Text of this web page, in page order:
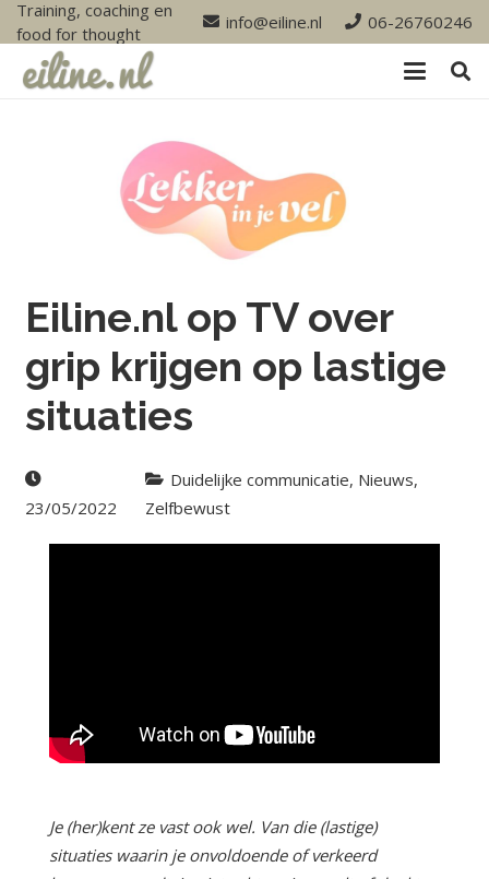
Training, coaching en
food for thought
info@eiline.nl 06-26760246
Eiline.nl op TV over
grip krijgen op lastige
situaties
23/05/2022
Duidelijke communicatie, Nieuws,
Zelfbewust
Je (her)kent ze vast ook wel. Van die (lastige)
situaties waarin je onvoldoende of verkeerd